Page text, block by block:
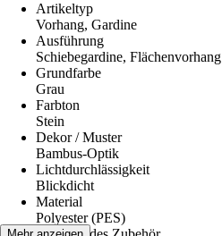
Artikeltyp
Vorhang, Gardine
Ausführung
Schiebegardine, Flächenvorhang
Grundfarbe
Grau
Farbton
Stein
Dekor / Muster
Bambus-Optik
Lichtdurchlässigkeit
Blickdicht
Material
Polyester (PES)